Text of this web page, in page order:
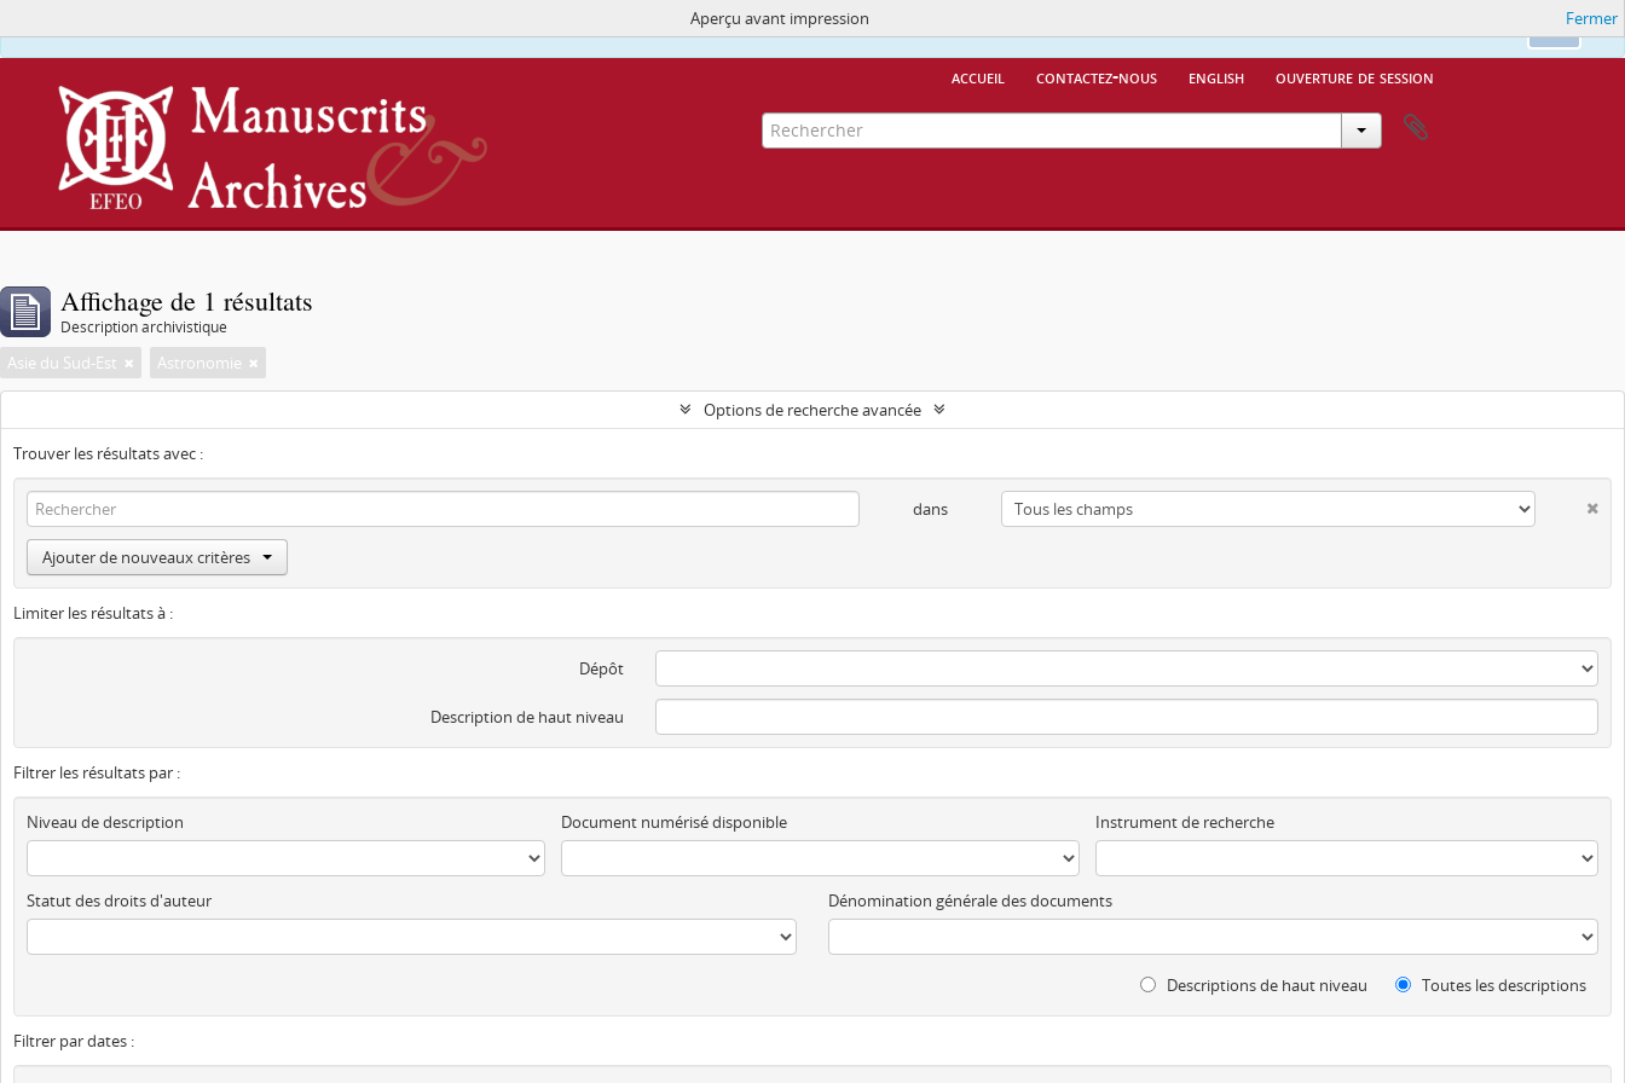
Ce site utilise des cookiesMore Info.
accueil contactez-nous english ouverture de session
Aperçu avant impression Fermer
Affichage de 1 résultats
Description archivistique
Asie du Sud-Est Astronomie
Options de recherche avancée
Trouver les résultats avec :
dans
Ajouter de nouveaux critères
Limiter les résultats à :
Dépôt
Description de haut niveau
Filtrer les résultats par :
Niveau de description Document numérisé disponible Instrument de recherche
Statut des droits d'auteur Dénomination générale des documents
Descriptions de haut niveau Toutes les descriptions
Filtrer par dates :